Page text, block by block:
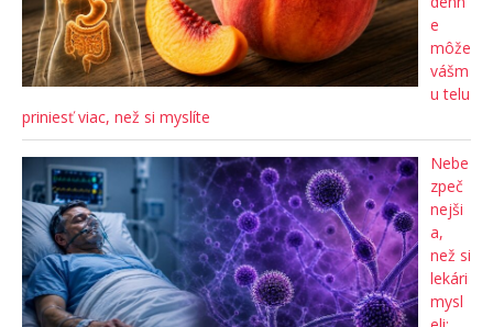
e
môže
vášm
u telu
priniesť viac, než si myslíte
Nebe
zpeč
nejši
a,
než si
lekári
mysl